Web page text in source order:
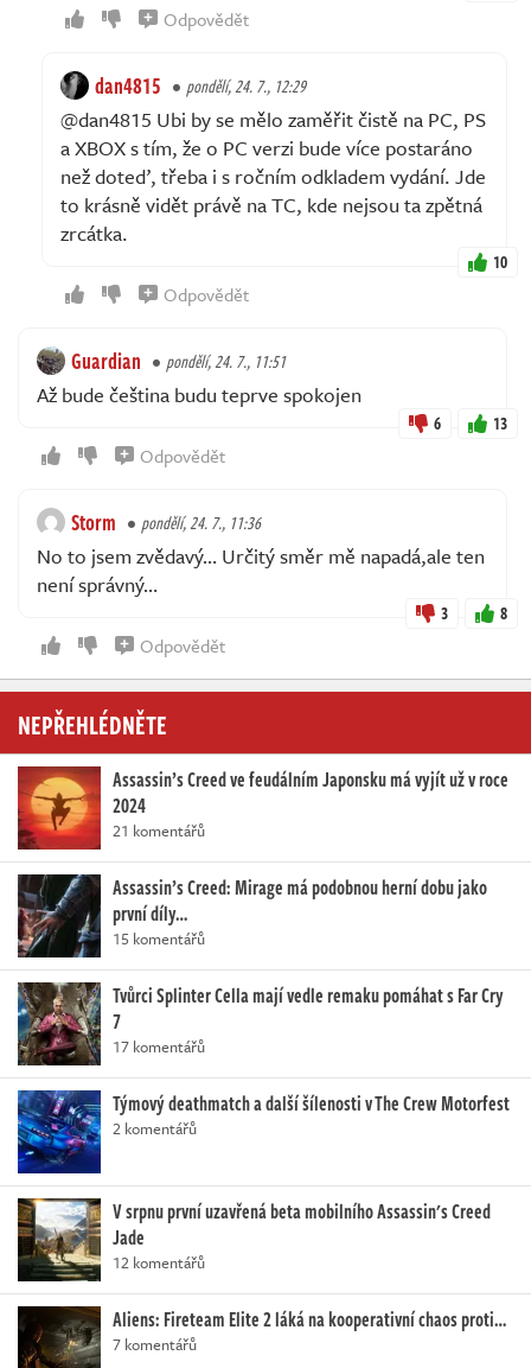
Odpovědět
dan4815 pondělí, 24. 7., 12:29
@dan4815 Ubi by se mělo zaměřit čistě na PC, PS
a XBOX s tím, že o PC verzi bude více postaráno
než doteď, třeba i s ročním odkladem vydání. Jde
to krásně vidět právě na TC, kde nejsou ta zpětná
zrcátka.
10
Odpovědět
Guardian pondělí, 24. 7., 11:51
Až bude čeština budu teprve spokojen
6 13
Odpovědět
Storm pondělí, 24. 7., 11:36
No to jsem zvědavý… Určitý směr mě napadá,ale ten
není správný…
3 8
Odpovědět
NEPŘEHLÉDNĚTE
Assassin’s Creed ve feudálním Japonsku má vyjít už v roce
2024
21 komentářů
Assassin’s Creed: Mirage má podobnou herní dobu jako
první díly…
15 komentářů
Tvůrci Splinter Cella mají vedle remaku pomáhat s Far Cry
7
17 komentářů
Týmový deathmatch a další šílenosti v The Crew Motorfest
2 komentářů
V srpnu první uzavřená beta mobilního Assassin's Creed
Jade
12 komentářů
Aliens: Fireteam Elite 2 láká na kooperativní chaos proti…
7 komentářů